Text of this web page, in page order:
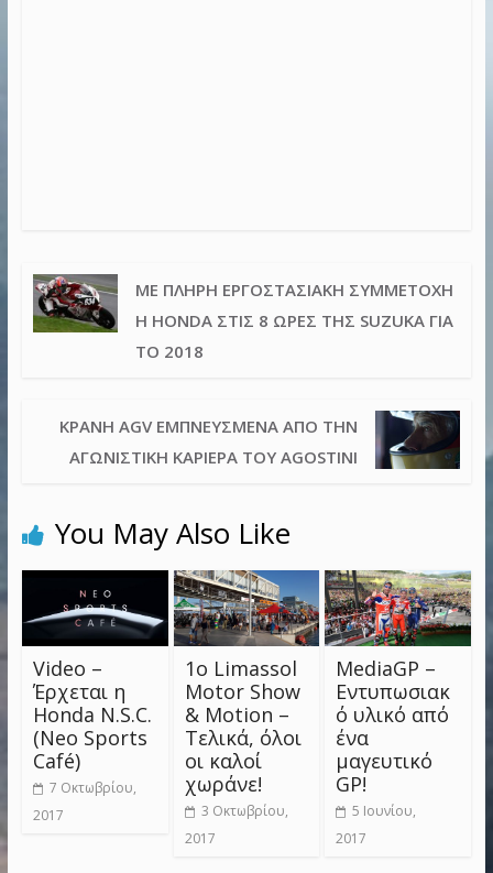
ΜΕ ΠΛΉΡΗ ΕΡΓΟΣΤΑΣΙΑΚΉ ΣΥΜΜΕΤΟΧΉ
Η HONDA ΣΤΙΣ 8 ΏΡΕΣ ΤΗΣ SUZUKA ΓΙΑ
ΤΟ 2018
ΚΡΆΝΗ AGV ΕΜΠΝΕΥΣΜΈΝΑ ΑΠΌ ΤΗΝ
ΑΓΩΝΙΣΤΙΚΉ ΚΑΡΙΈΡΑ ΤΟΥ AGOSTINI
You May Also Like
Video –
Έρχεται η
Honda N.S.C.
(Neo Sports
Café)
7 Οκτωβρίου,
2017
1ο Limassol
Motor Show
& Motion –
Τελικά, όλοι
οι καλοί
χωράνε!
3 Οκτωβρίου,
2017
MediaGP –
Εντυπωσιακ
ό υλικό από
ένα
μαγευτικό
GP!
5 Ιουνίου,
2017